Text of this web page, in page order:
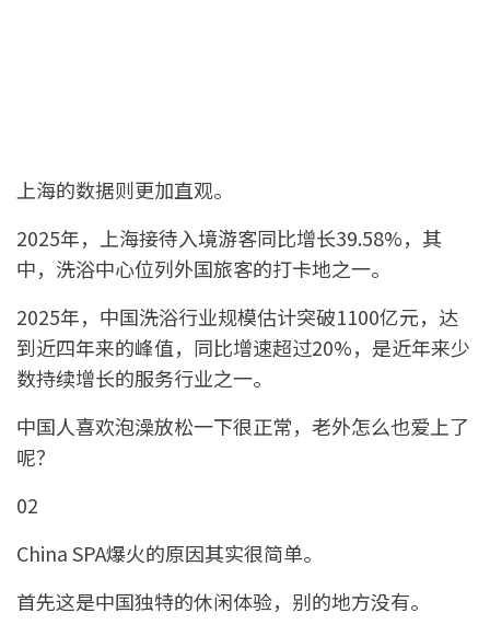
上海的数据则更加直观。
2025年，上海接待入境游客同比增长39.58%，其
中，洗浴中心位列外国旅客的打卡地之一。
2025年，中国洗浴行业规模估计突破1100亿元，达
到近四年来的峰值，同比增速超过20%，是近年来少
数持续增长的服务行业之一。
中国人喜欢泡澡放松一下很正常，老外怎么也爱上了
呢？
02
China SPA爆火的原因其实很简单。
首先这是中国独特的休闲体验，别的地方没有。